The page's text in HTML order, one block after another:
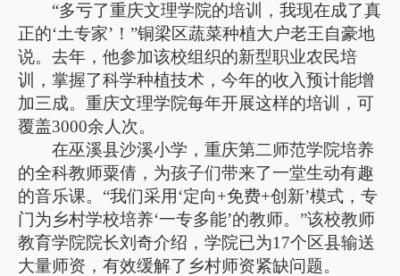
“多亏了重庆文理学院的培训，我现在成了真
正的‘土专家’！”铜梁区蔬菜种植大户老王自豪地
说。去年，他参加该校组织的新型职业农民培
训，掌握了科学种植技术，今年的收入预计能增
加三成。重庆文理学院每年开展这样的培训，可
覆盖3000余人次。
在巫溪县沙溪小学，重庆第二师范学院培养
的全科教师粟倩，为孩子们带来了一堂生动有趣
的音乐课。“我们采用‘定向+免费+创新’模式，专
门为乡村学校培养‘一专多能’的教师。”该校教师
教育学院院长刘奇介绍，学院已为17个区县输送
大量师资，有效缓解了乡村师资紧缺问题。